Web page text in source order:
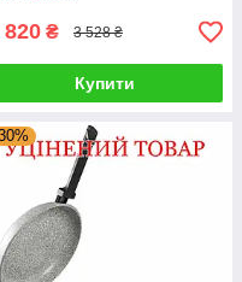
820 ₴ 3 528 ₴
Купити